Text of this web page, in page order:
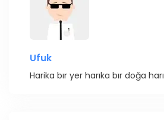
Ufuk
Harika bır yer harıka bır doğa